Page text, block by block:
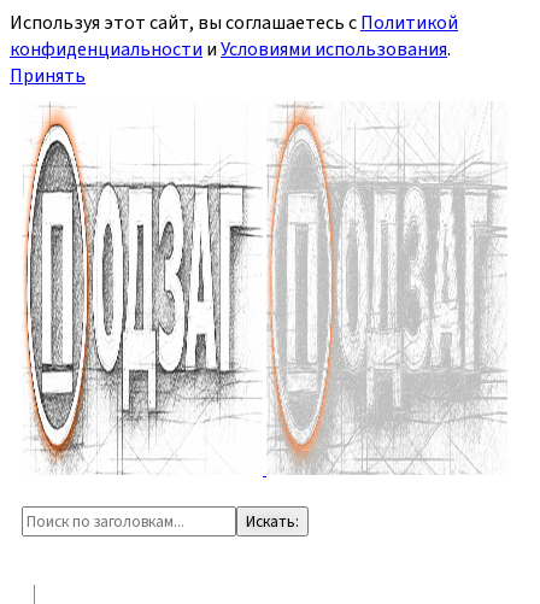
Используя этот сайт, вы соглашаетесь сПолитикой
конфиденциальности иУсловиями использования.
Принять